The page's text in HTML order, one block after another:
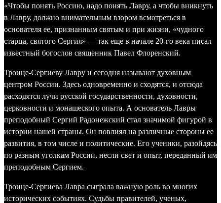
«Чтобы понять Россию, надо понять Лавру, а чтобы вникнуть
в Лавру, должно внимательным взором всмотреться в
основателя ее, признанным святым и при жизни, «чудного
старца, святого Сергия» — так еще в начале 20-го века писал
известный богослов священник Павел Флоренский.
Троице-Сергиеву Лавру и сегодня называют духовным
центром России. Здесь одновременно и сходятся, и отсюда
расходятся лучи русской государственности, духовности,
церковности и монашеского опыта. А основатель Лавры
преподобный Сергий Радонежский стал значимой фигурой в
истории нашей страны. Он повлиял на различные стороны ее
развития, в том числе и политические. Его ученики, разойдясь
по разным уголкам России, несли свет и опыт, переданный им
преподобным Сергием.
Троице-Сергиева Лавра сыграла важную роль во многих
исторических событиях. Судьбы правителей, ученых,